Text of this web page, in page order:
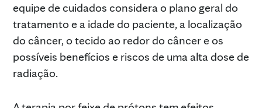
equipe de cuidados considera o plano geral do
tratamento e a idade do paciente, a localização
do câncer, o tecido ao redor do câncer e os
possíveis benefícios e riscos de uma alta dose de
radiação.